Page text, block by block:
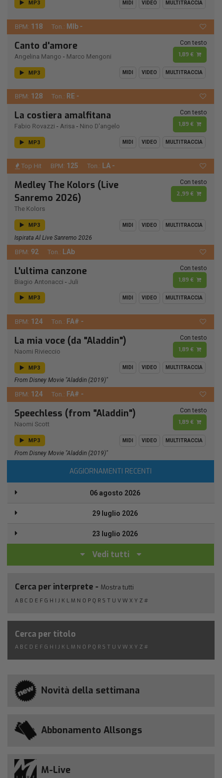
MP3 MIDI VIDEO MULTITRACCIA
BPM: 118 Ton.: MIb -
Canto d'amore
Angelina Mango - Marco Mengoni
Con testo
1,89 €
MP3 MIDI VIDEO MULTITRACCIA
BPM: 128 Ton.: RE -
La costiera amalfitana
Fabio Rovazzi - Arisa - Nino D'angelo
Con testo
1,89 €
MP3 MIDI VIDEO MULTITRACCIA
Top Hit BPM: 125 Ton.: LA -
Medley The Kolors (Live
Sanremo 2026)
The Kolors
Con testo
2,99 €
MP3 MIDI VIDEO MULTITRACCIA
Ispirata Al Live Sanremo 2026
BPM: 92 Ton.: LAb
L'ultima canzone
Biagio Antonacci - Juli
Con testo
1,89 €
MP3 MIDI VIDEO MULTITRACCIA
BPM: 124 Ton.: FA# -
La mia voce (da "Aladdin")
Naomi Rivieccio
Con testo
1,89 €
MP3 MIDI VIDEO MULTITRACCIA
From Disney Movie "Aladdin (2019)"
BPM: 124 Ton.: FA# -
Speechless (from "Aladdin")
Naomi Scott
Con testo
1,89 €
MP3 MIDI VIDEO MULTITRACCIA
From Disney Movie "Aladdin (2019)"
AGGIORNAMENTI RECENTI
06 agosto 2026
29 luglio 2026
23 luglio 2026
Vedi tutti
Cerca per interprete - Mostra tutti
A B C D E F G H I J K L M N O P Q R S T U V W X Y Z #
Cerca per titolo
A B C D E F G H I J K L M N O P Q R S T U V W X Y Z #
Novità della settimana
Abbonamento Allsongs
M-Live